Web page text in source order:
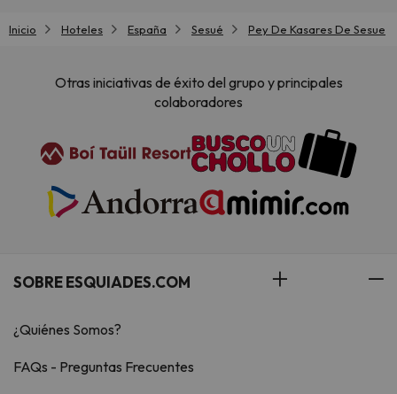
Inicio Hoteles España Sesué Pey De Kasares De Sesue
Otras iniciativas de éxito del grupo y principales
colaboradores
SOBRE ESQUIADES.COM
¿Quiénes Somos?
FAQs - Preguntas Frecuentes